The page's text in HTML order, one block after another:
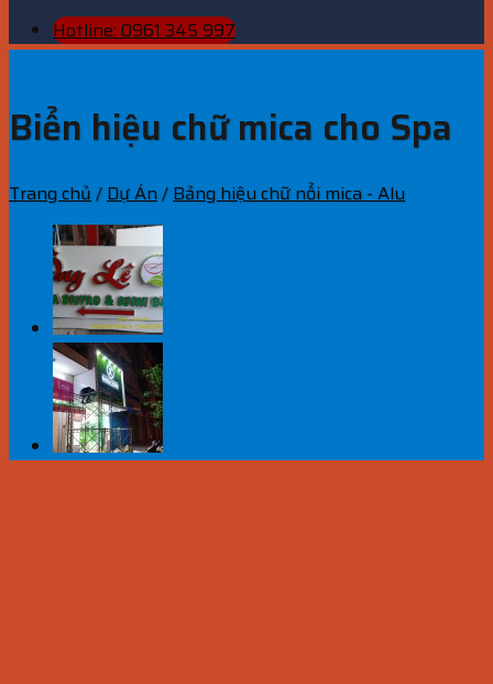
Hotline: 0961 345 997
Biển hiệu chữ mica cho Spa
Trang chủ / Dự Án/ Bảng hiệu chữ nổi mica - Alu